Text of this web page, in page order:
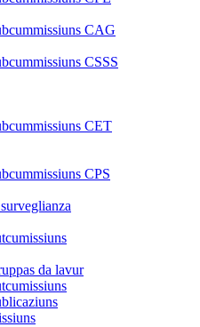
CAG
CSSS
CET
CPS
da lavur